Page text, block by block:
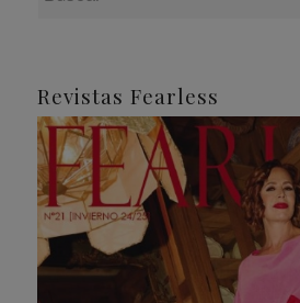
Revistas Fearless